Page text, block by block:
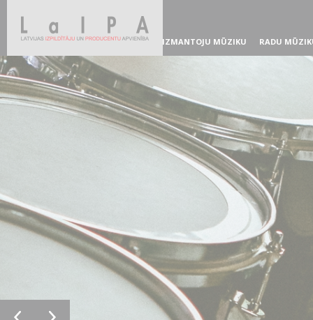
IZMANTOJU MŪZIKU RADU